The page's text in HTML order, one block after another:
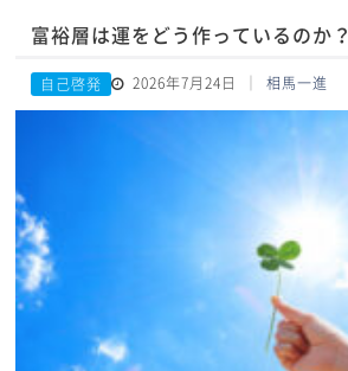
富裕層は運をどう作っているのか？
自己啓発 2026年7月24日 相馬一進